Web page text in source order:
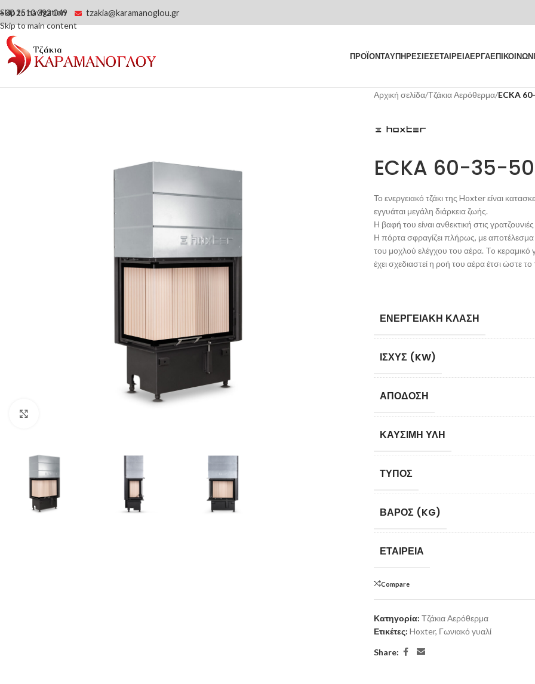
Skip to navigation
Skip to main content
+30 2510 392 049 tzakia@karamanoglou.gr
ΠΡΟΪΟΝΤΑΥΠΗΡΕΣΙΕΣΕΤΑΙΡΕΙΑΕΡΓΑ
Αρχική σελίδα/Τζάκια Αερόθερμα/ECKA
ECKA 60-35-
Το ενεργειακό τζάκι της Hoxter είναι
εγγυάται μεγάλη διάρκεια ζωής.
Η βαφή του είναι ανθεκτική στις
Η πόρτα σφραγίζει πλήρως, με αποτέλεσμα
του μοχλού ελέγχου του αέρα. To κεραμικό
έχει σχεδιαστεί η ροή του αέρα έτσι ώστε το
ΕΝΕΡΓΕΙΑΚΉ ΚΛΆΣΗ
ΙΣΧΎΣ (KW)
ΑΠΌΔΟΣΗ
ΚΑΎΣΙΜΗ ΎΛΗ
ΤΎΠΟΣ
ΒΆΡΟΣ (KG)
ΕΤΑΙΡΕΊΑ
Compare
Κατηγορία: Τζάκια Αερόθερμα
Ετικέτες: Hoxter, Γωνιακό γυαλί
Share: